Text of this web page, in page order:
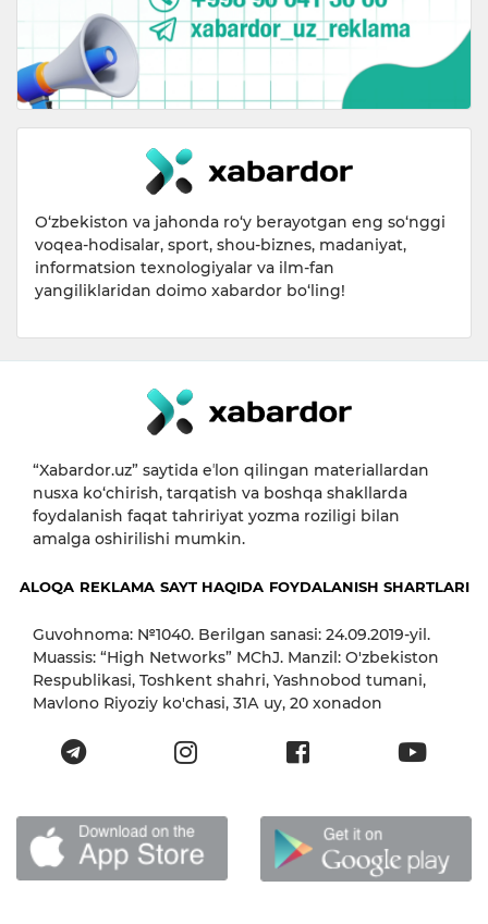
O‘zbekiston va jahonda ro‘y berayotgan eng so‘nggi
voqea-hodisalar, sport, shou-biznes, madaniyat,
informatsion texnologiyalar va ilm-fan
yangiliklaridan doimo xabardor bo‘ling!
“Xabardor.uz” saytida eʼlon qilingan materiallardan
nusxa ko‘chirish, tarqatish va boshqa shakllarda
foydalanish faqat tahririyat yozma roziligi bilan
amalga oshirilishi mumkin.
ALOQA REKLAMA SAYT HAQIDA FOYDALANISH SHARTLARI
Guvohnoma: №1040. Berilgan sanasi: 24.09.2019-yil.
Muassis: “High Networks” MChJ. Manzil: O'zbekiston
Respublikasi, Toshkent shahri, Yashnobod tumani,
Mavlono Riyoziy ko'chasi, 31А uy, 20 xonadon